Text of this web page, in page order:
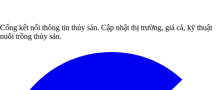
Cổng kết nối thông tin thủy sản. Cập nhật thị trường, giá cả, kỹ thuật
nuôi trồng thủy sản.